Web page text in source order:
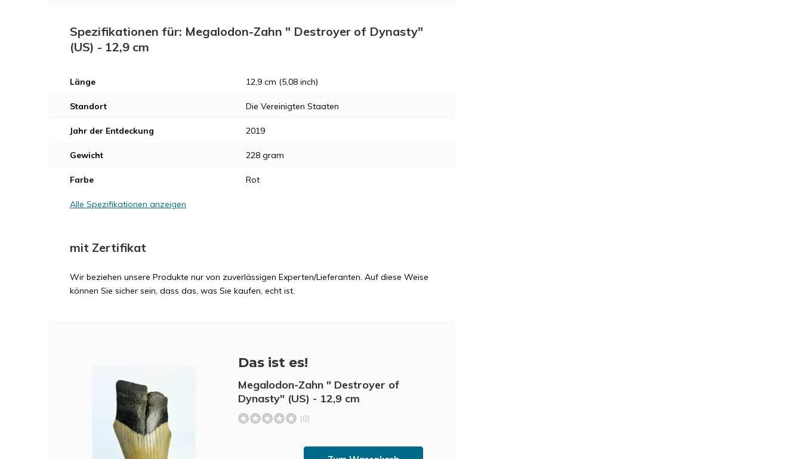
Spezifikationen für: Megalodon-Zahn " Destroyer of Dynasty"
(US) - 12,9 cm
Länge 12,9 cm (5,08 inch)
Standort Die Vereinigten Staaten
Jahr der Entdeckung 2019
Gewicht 228 gram
Farbe Rot
Alle Spezifikationen anzeigen
mit Zertifikat
Wir beziehen unsere Produkte nur von zuverlässigen Experten/Lieferanten. Auf diese Weise
können Sie sicher sein, dass das, was Sie kaufen, echt ist.
Das ist es!
Megalodon-Zahn " Destroyer of
Dynasty" (US) - 12,9 cm
(0)